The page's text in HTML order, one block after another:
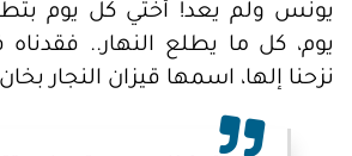
يونس ولم يعد! أختي كل يوم
يوم، كل ما يطلع النهار..
نزحنا إلها، اسمها قيزان النجار